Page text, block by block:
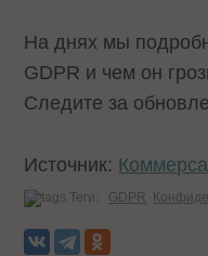
На днях мы
GDPR и чем он
Следите за
Источник:
Теги: GDPR